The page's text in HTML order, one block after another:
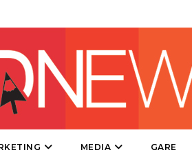
PRODOTTI
MEDIA GARE